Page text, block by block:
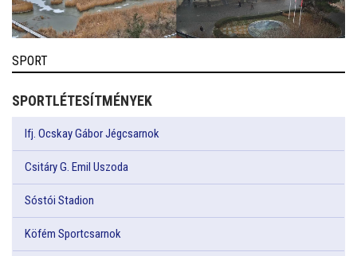
SPORT
SPORTLÉTESÍTMÉNYEK
Ifj. Ocskay Gábor Jégcsarnok
Csitáry G. Emil Uszoda
Sóstói Stadion
Köfém Sportcsarnok